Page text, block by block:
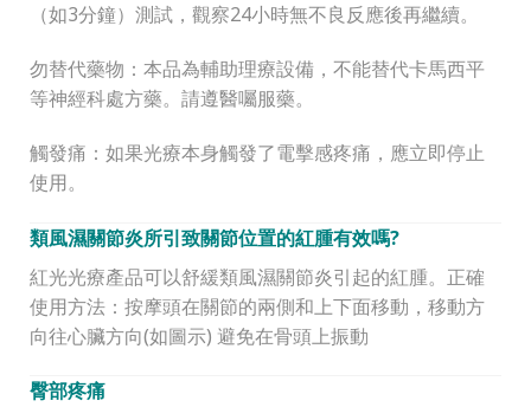
（如3分鐘）測試，觀察24小時無不良反應後再繼續。
勿替代藥物：本品為輔助理療設備，不能替代卡馬西平
等神經科處方藥。請遵醫囑服藥。
觸發痛：如果光療本身觸發了電擊感疼痛，應立即停止
使用。
類風濕關節炎所引致關節位置的紅腫有效嗎?
紅光光療產品可以舒緩類風濕關節炎引起的紅腫。正確
使用方法：按摩頭在關節的兩側和上下面移動，移動方
向往心臟方向(如圖示) 避免在骨頭上振動
臀部疼痛